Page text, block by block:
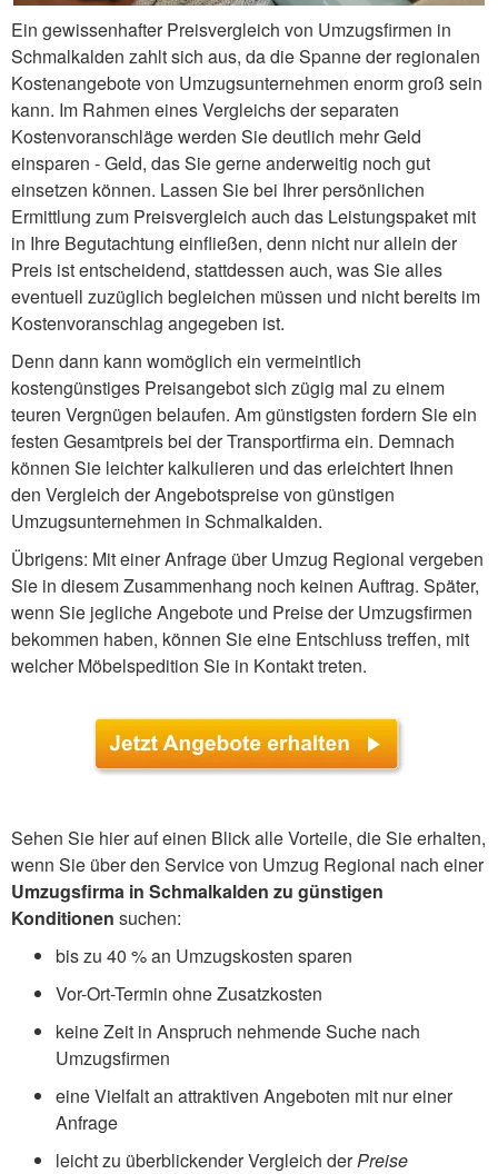
Ein gewissenhafter Preisvergleich von Umzugsfirmen in
Schmalkalden zahlt sich aus, da die Spanne der regionalen
Kostenangebote von Umzugsunternehmen enorm groß sein
kann. Im Rahmen eines Vergleichs der separaten
Kostenvoranschläge werden Sie deutlich mehr Geld
einsparen - Geld, das Sie gerne anderweitig noch gut
einsetzen können. Lassen Sie bei Ihrer persönlichen
Ermittlung zum Preisvergleich auch das Leistungspaket mit
in Ihre Begutachtung einfließen, denn nicht nur allein der
Preis ist entscheidend, stattdessen auch, was Sie alles
eventuell zuzüglich begleichen müssen und nicht bereits im
Kostenvoranschlag angegeben ist.
Denn dann kann womöglich ein vermeintlich
kostengünstiges Preisangebot sich zügig mal zu einem
teuren Vergnügen belaufen. Am günstigsten fordern Sie ein
festen Gesamtpreis bei der Transportfirma ein. Demnach
können Sie leichter kalkulieren und das erleichtert Ihnen
den Vergleich der Angebotspreise von günstigen
Umzugsunternehmen in Schmalkalden.
Übrigens: Mit einer Anfrage über Umzug Regional vergeben
Sie in diesem Zusammenhang noch keinen Auftrag. Später,
wenn Sie jegliche Angebote und Preise der Umzugsfirmen
bekommen haben, können Sie eine Entschluss treffen, mit
welcher Möbelspedition Sie in Kontakt treten.
Sehen Sie hier auf einen Blick alle Vorteile, die Sie erhalten,
wenn Sie über den Service von Umzug Regional nach einer
Umzugsfirma in Schmalkalden zu günstigen
Konditionen suchen:
bis zu 40 % an Umzugskosten sparen
Vor-Ort-Termin ohne Zusatzkosten
keine Zeit in Anspruch nehmende Suche nach
Umzugsfirmen
eine Vielfalt an attraktiven Angeboten mit nur einer
Anfrage
leicht zu überblickender Vergleich derPreise